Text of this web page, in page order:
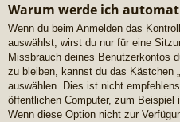
Warum werde ich
Wenn du beim Anmelden das
auswählst, wirst du nur für eine
Missbrauch deines Benutzerkontos
zu bleiben, kannst du das Kästchen
auswählen. Dies ist nicht
öffentlichen Computer, zum
Wenn diese Option nicht zur